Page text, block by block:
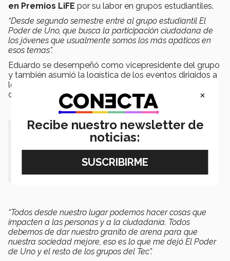
en Premios LiFE por su labor en grupos estudiantiles.
“Desde segundo semestre entré al grupo estudiantil El
Poder de Uno, que busca la participación ciudadana de
los jóvenes que usualmente somos los más apáticos en
esos temas”.
Eduardo se desempeñó como vicepresidente del grupo
y también asumió la logística de los eventos dirigidos a
los alumnos y la ciudadanía general abordando temas
de
transparencia y rendición de cuentas.
“Un profesor nos dijo una vez que el
Tec era un espacio donde las cosas
ocurrían y así fue”
“Todos desde nuestro lugar podemos hacer cosas que
impacten a las personas y a la ciudadanía. Todos
debemos de dar nuestro granito de arena para que
nuestra sociedad mejore, eso es lo que me dejó El Poder
de Uno y el resto de los grupos del Tec”.
×
Recibe nuestro newsletter de
noticias: